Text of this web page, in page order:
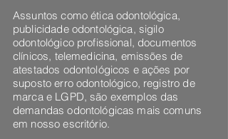
Assuntos como ética odontológica,
publicidade odontológica, sigilo
odontológico profissional, documentos
clínicos, telemedicina, emissões de
atestados odontológicos e ações por
suposto erro odontológico, registro de
marca e LGPD, são exemplos das
demandas odontológicas mais comuns
em nosso escritório.